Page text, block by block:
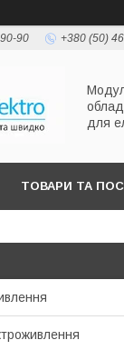
90 +380 (50)
для
ТОВАРИ ТА